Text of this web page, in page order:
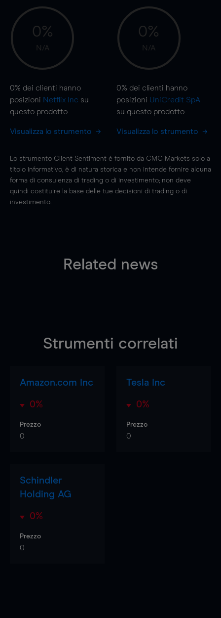
0%
N/A
0% dei clienti hanno
posizioni Netflix Inc su
questo prodotto
Visualizza lo strumento
0%
N/A
0% dei clienti hanno
posizioni UniCredit SpA
su questo prodotto
Visualizza lo strumento
Lo strumento Client Sentiment è fornito da CMC Markets solo a
titolo informativo, è di natura storica e non intende fornire alcuna
forma di consulenza di trading o di investimento; non deve
quindi costituire la base delle tue decisioni di trading o di
investimento.
Related news
Strumenti correlati
Amazon.com Inc
0%
Prezzo
0
Tesla Inc
0%
Prezzo
0
Schindler
Holding AG
0%
Prezzo
0